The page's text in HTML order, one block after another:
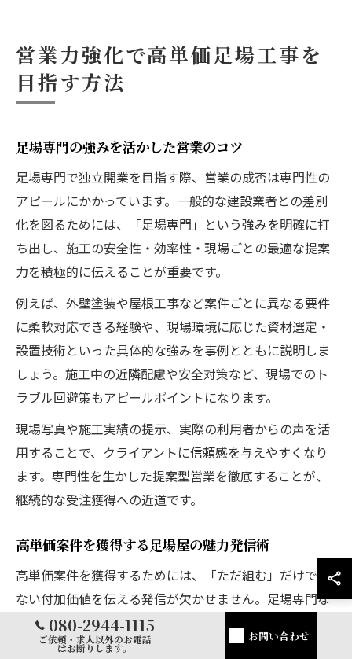
営業力強化で高単価足場工事を
目指す方法
足場専門の強みを活かした営業のコツ
足場専門で独立開業を目指す際、営業の成否は専門性の
アピールにかかっています。一般的な建設業者との差別
化を図るためには、「足場専門」という強みを明確に打
ち出し、施工の安全性・効率性・現場ごとの最適な提案
力を積極的に伝えることが重要です。
例えば、外壁塗装や屋根工事など案件ごとに異なる要件
に柔軟対応できる経験や、現場環境に応じた資材選定・
設置技術といった具体的な強みを事例とともに説明しま
しょう。施工中の近隣配慮や安全対策など、現場でのト
ラブル回避策もアピールポイントになります。
現場写真や施工実績の提示、実際の利用者からの声を活
用することで、クライアントに信頼感を与えやすくなり
ます。専門性を生かした提案型営業を徹底することが、
継続的な受注獲得への近道です。
高単価案件を獲得する足場屋の魅力発信術
高単価案件を獲得するためには、「ただ組む」だけでは
ない付加価値を伝える発信が欠かせません。足場専門な
らではの技術力や安全管理、現場ごとの最適な設計力
を、具体的なデータや事例を交えて発信しましょう。
080-2944-1115
ご依頼・求人以外のお電話
はお断りします。
お問い合わせ